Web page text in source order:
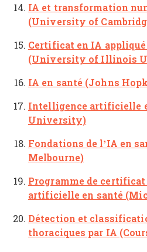
IA et transformation
(University of
Certificat en IA
(University of Illinois
IA en santé (Johns
Intelligence artificielle
University)
Fondations de l’IA en
Melbourne)
Programme de
artificielle en santé
Détection et
thoraciques par IA